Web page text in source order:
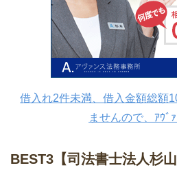
借入れ2件未満、借入金額総額
ませんので、ｱｳﾞ
BEST3【司法書士法人杉山